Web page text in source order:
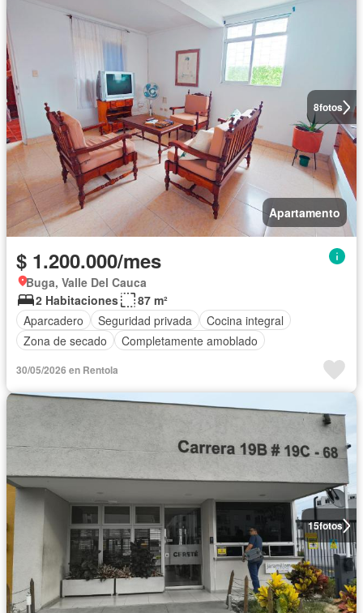
8fotos
Apartamento
$ 1.200.000/mes
Buga, Valle Del Cauca
2 Habitaciones
87 m²
Aparcadero
Seguridad privada
Cocina integral
Zona de secado
Completamente amoblado
30/05/2026 en Rentola
15fotos